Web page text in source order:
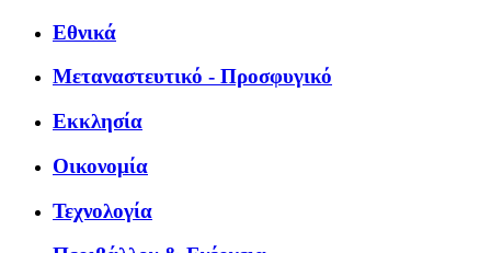
Εθνικά
Μεταναστευτικό - Προσφυγικό
Εκκλησία
Οικονομία
Τεχνολογία